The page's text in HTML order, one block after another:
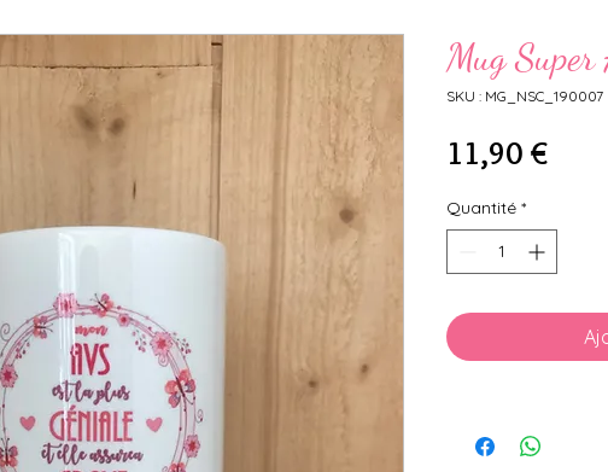
Mug Super
SKU : MG_NSC_190007
11,90 €Prix
Quantité *